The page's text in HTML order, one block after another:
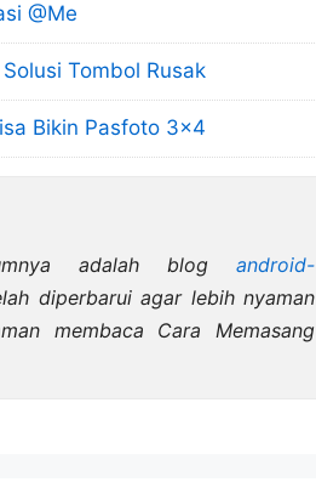
@Me
Tombol Rusak
Bikin Pasfoto 3×4
adalah blogandroid-
diperbarui agar lebih nyaman
membaca Cara Memasang